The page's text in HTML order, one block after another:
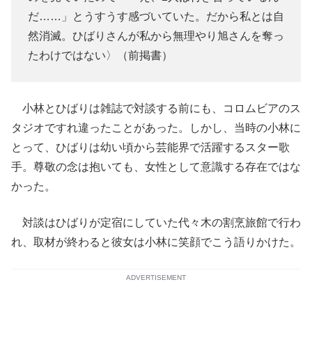
だ……」とうすうす感づいていた。だから私とは自
然消滅。ひばりさんが私から無理やり旭さんを奪っ
たわけではない〉（前掲書）
小林とひばりは雑誌で対談する前にも、コロムビアのス
タジオですれ違ったことがあった。しかし、当時の小林に
とって、ひばりは幼い頃から芸能界で活躍するスター歌
手。尊敬の念は抱いても、女性として意識する存在ではな
かった。
対談はひばりが定宿にしていた代々木の割烹旅館で行わ
れ、取材が終わると彼女は小林に笑顔でこう語りかけた。
ADVERTISEMENT